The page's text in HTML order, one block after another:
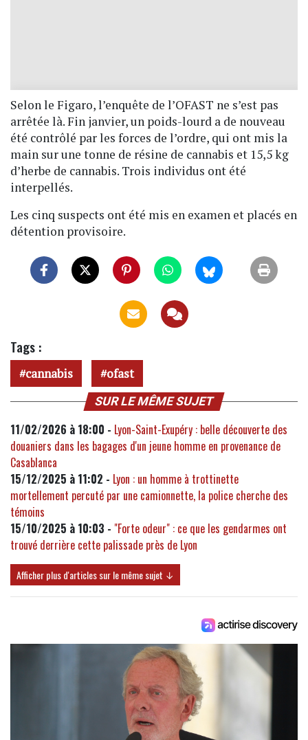
Selon le Figaro, l’enquête de l’OFAST ne s’est pas
arrêtée là. Fin janvier, un poids-lourd a de nouveau
été contrôlé par les forces de l’ordre, qui ont mis la
main sur une tonne de résine de cannabis et 15,5 kg
d’herbe de cannabis. Trois individus ont été
interpellés.
Les cinq suspects ont été mis en examen et placés en
détention provisoire.
Tags :
cannabis ofast
SUR LE MÊME SUJET
11/02/2026 à 18:00 - Lyon-Saint-Exupéry : belle découverte des
douaniers dans les bagages d'un jeune homme en provenance de
Casablanca
15/12/2025 à 11:02 - Lyon : un homme à trottinette
mortellement percuté par une camionnette, la police cherche des
témoins
15/10/2025 à 10:03 - "Forte odeur" : ce que les gendarmes ont
trouvé derrière cette palissade près de Lyon
Afficher plus d'articles sur le même sujet ↓